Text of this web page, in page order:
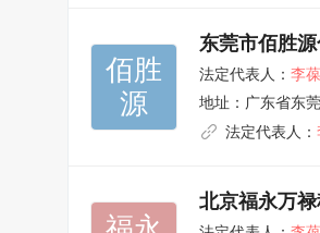
佰胜
源
东莞市佰胜
法定代表人： 李
地址： 广东省东
法定代表人：
北京福永万